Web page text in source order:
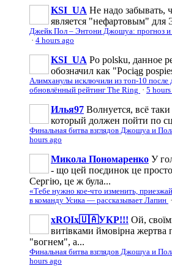
KSI_UA Не надо забывать,
является "нефартовым"
Джейк Пол – Энтони Джошуа: прогноз и
· 4 hours ago
KSI_UA Po polsku, данное
обозначил как "Pociąg
Алимханулы исключили из топ-10 после
обновлённый рейтинг The Ring · 5 hours
Илья97 Волнуется, всё
который должен пойти по
Финальная битва взглядов Джошуа и
hours ago
Микола Пономаренко У
- що цей поєдинок це
Сергію, це ж була...
«Тебе нужно кое-что изменить,
в команду Усика — рассказывает Лапин ·
xROIx🇺🇦УКР!!! Ой,
витівками ймовірна жертва
"вогнем", а...
Финальная битва взглядов Джошуа и
hours ago